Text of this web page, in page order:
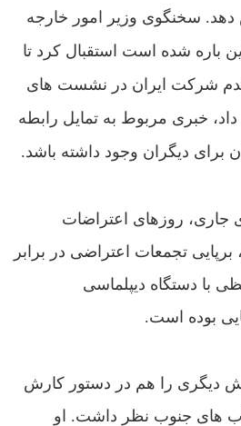
دهد. سخنگوی وزیر امور خارجه
باره شده است استقبال کرد تا
عدم شرکت ایران در نشست های
خبری مربوط به تمایل رابطه
برای دیگران وجود داشته باشد.
جاری، روزهای اعتراضات
برپایی تجمعات اعتراضی در برابر
با دستگاه دیپلماسی
بوده است.
دیگری را هم در دستور کارش
های جنوب نظر داشت. او